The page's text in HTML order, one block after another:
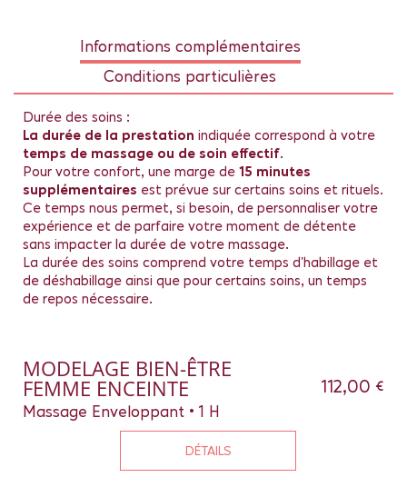
Informations complémentaires
Conditions particulières
Durée des soins :
La durée de la prestation indiquée correspond à votre
temps de massage ou de soin effectif.
Pour votre confort, une marge de 15 minutes
supplémentaires est prévue sur certains soins et rituels.
Ce temps nous permet, si besoin, de personnaliser votre
expérience et de parfaire votre moment de détente
sans impacter la durée de votre massage.
La durée des soins comprend votre temps d'habillage et
de déshabillage ainsi que pour certains soins, un temps
de repos nécessaire.
MODELAGE BIEN-ÊTRE
FEMME ENCEINTE
Massage Enveloppant • 1 H
112,00 €
DÉTAILS